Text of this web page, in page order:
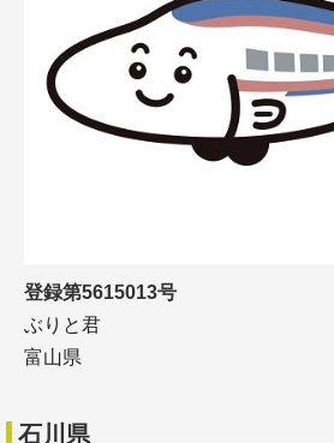
登録第5615013号
ぶりと君
富山県
石川県